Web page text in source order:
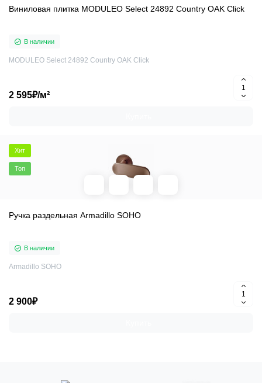
Виниловая плитка MODULEO Select 24892 Country OAK Click
В наличии
MODULEO Select 24892 Country OAK Click
2 595₽/м²
Хит
Топ
Ручка раздельная Armadillo SOHO
В наличии
Armadillo SOHO
2 900₽